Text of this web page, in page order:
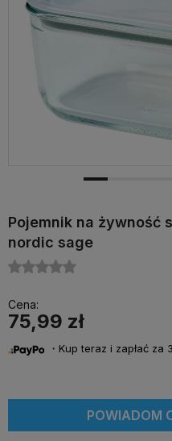
Pojemnik na żywność
nordic sage
Cena:
75,99 zł
・Kup teraz i zapłać za
POWIADOM